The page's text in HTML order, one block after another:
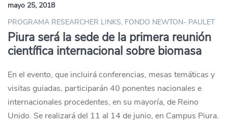
mayo 25, 2018
PROGRAMA RESEARCHER LINKS, FONDO NEWTON- PAULET
Piura será la sede de la primera reunión
científica internacional sobre biomasa
En el evento, que incluirá conferencias, mesas temáticas y
visitas guiadas, participarán 40 ponentes nacionales e
internacionales procedentes, en su mayoría, de Reino
Unido. Se realizará del 11 al 14 de junio, en Campus Piura.